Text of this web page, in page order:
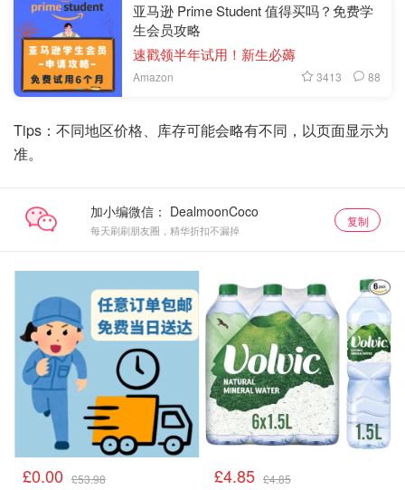
亚马逊 Prime Student 值得买吗？免费学
生会员攻略
速戳领半年试用！新生必薅
Amazon 3413 88
Tips：不同地区价格、库存可能会略有不同，以页面显示为
准。
加小编微信：
每天刷刷朋友圈，精华折扣不漏掉
复制
£0.00 £53.98 £4.85 £4.85